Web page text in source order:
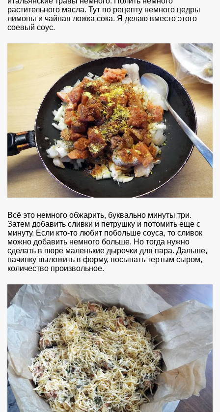
растительного масла. Тут по рецепту немного цедры
лимоны и чайная ложка сока. Я делаю вместо этого
соевый соус.
Всё это немного обжарить, буквально минуты три.
Затем добавить сливки и петрушку и потомить еще с
минуту. Если кто-то любит побольше соуса, то сливок
можно добавить немного больше. Но тогда нужно
сделать в пюре маленькие дырочки для пара. Дальше,
начинку выложить в форму, посыпать тертым сыром,
количество произвольное.